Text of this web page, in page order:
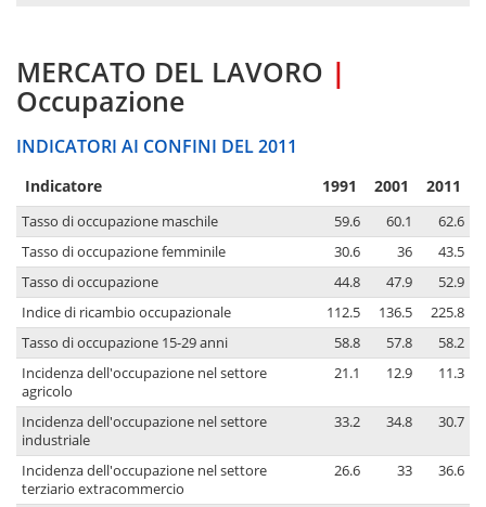
MERCATO DEL LAVORO |
Occupazione
INDICATORI AI CONFINI DEL 2011
Indicatore 1991 2001 2011
Tasso di occupazione maschile 59.6 60.1
62.6
Tasso di occupazione femminile
30.6 36
43.5
Tasso di occupazione
44.8 47.9
52.9
Indice di ricambio occupazionale
112.5 136.5
225.8
Tasso di occupazione 15-29 anni
58.8 57.8
58.2
Incidenza dell'occupazione nel settore
agricolo
21.1 12.9 11.3
Incidenza dell'occupazione nel settore
industriale
33.2 34.8 30.7
Incidenza dell'occupazione nel settore
terziario extracommercio
26.6 33 36.6